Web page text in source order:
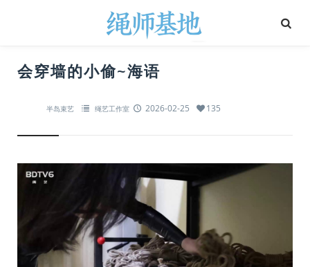
会穿墙的小偷~海语
半岛束艺 绳艺工作室 2026-02-25 135